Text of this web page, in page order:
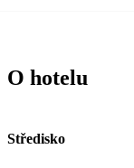
O hotelu
Středisko